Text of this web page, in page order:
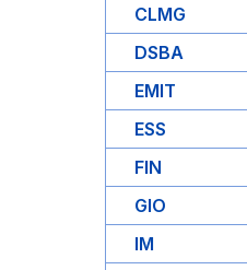
CLMG
DSBA
EMIT
ESS
FIN
GIO
IM